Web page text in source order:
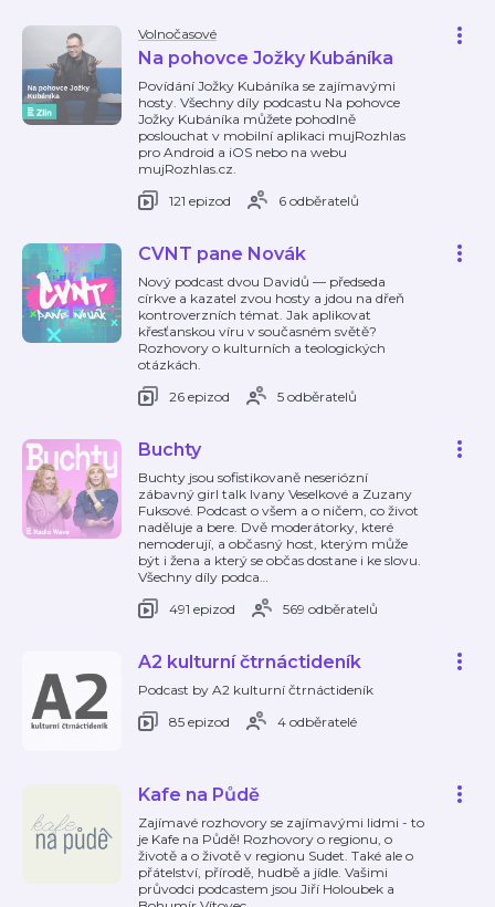
Volnočasové
Na pohovce Jožky Kubáníka
Povídání Jožky Kubáníka se zajímavými
hosty. Všechny díly podcastu Na pohovce
Jožky Kubáníka můžete pohodlně
poslouchat v mobilní aplikaci mujRozhlas
pro Android a iOS nebo na webu
mujRozhlas.cz.
121 epizod
6 odběratelů
CVNT pane Novák
Nový podcast dvou Davidů — předseda
církve a kazatel zvou hosty a jdou na dřeň
kontroverzních témat. Jak aplikovat
křesťanskou víru v současném světě?
Rozhovory o kulturních a teologických
otázkách.
26 epizod
5 odběratelů
Buchty
Buchty jsou sofistikovaně neseriózní
zábavný girl talk Ivany Veselkové a Zuzany
Fuksové. Podcast o všem a o ničem, co život
naděluje a bere. Dvě moderátorky, které
nemoderují, a občasný host, kterým může
být i žena a který se občas dostane i ke slovu.
Všechny díly podca…
491 epizod
569 odběratelů
A2 kulturní čtrnáctideník
Podcast by A2 kulturní čtrnáctideník
85 epizod
4 odběratelé
Kafe na Půdě
Zajímavé rozhovory se zajímavými lidmi - to
je Kafe na Půdě! Rozhovory o regionu, o
životě a o životě v regionu Sudet. Také ale o
přátelství, přírodě, hudbě a jídle. Vašimi
průvodci podcastem jsou Jiří Holoubek a